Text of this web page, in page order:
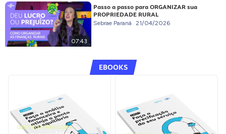
07:43
Passo a passo para ORGANIZAR sua
PROPRIEDADE RURAL
Sebrae Paraná 21/04/2026
EBOOKS
GESTÃO FINANCEIRA